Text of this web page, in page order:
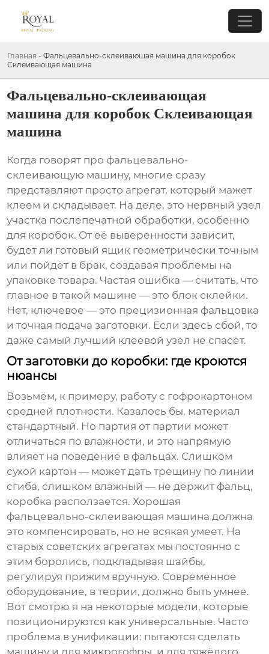
Главная - Фальцевально-склеивающая машина для коробок
Склеивающая машина
Фальцевально-склеивающая
машина для коробок Склеивающая
машина
Когда говорят про фальцевально-
склеивающую машину, многие сразу
представляют просто агрегат, который мажет
клеем и складывает. На деле, это нервный узел
участка послепечатной обработки, особенно
для коробок. От её выверенности зависит,
будет ли готовый ящик геометрически точным
или пойдёт в брак, создавая проблемы на
упаковке товара. Частая ошибка — считать, что
главное в такой машине — это блок склейки.
Нет, ключевое — это прецизионная фальцовка
и точная подача заготовки. Если здесь сбой, то
даже самый лучший клеевой узел не спасёт.
От заготовки до коробки: где кроются
нюансы
Возьмём, к примеру, работу с гофрокартоном
средней плотности. Казалось бы, материал
стандартный. Но партия от партии может
отличаться по влажности, и это напрямую
влияет на поведение в фальцах. Слишком
сухой картон — может дать трещину по линии
сгиба, слишком влажный — не держит фальц,
коробка расползается. Хорошая
фальцевально-склеивающая машина должна
это компенсировать, но не всякая умеет. На
старых советских агрегатах мы постоянно с
этим боролись, подкладывая шайбы,
регулируя прижим вручную. Современное
оборудование, в теории, должно быть умнее.
Вот смотрю я на некоторые модели, которые
позиционируются как универсальные. Часто
проблема в унификации: пытаются сделать